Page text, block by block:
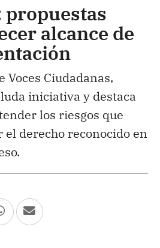
propuestas
alcance de
Voces Ciudadanas,
iniciativa y destaca
los riesgos que
derecho reconocido en